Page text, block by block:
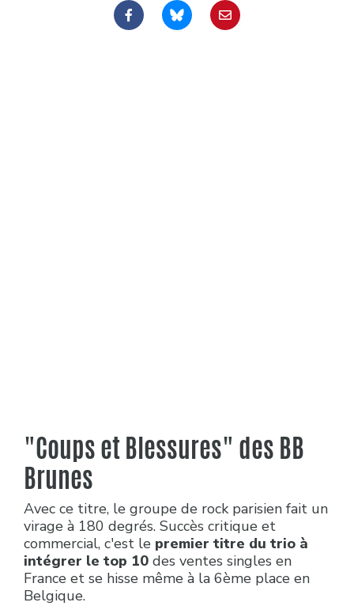
"Coups et Blessures" des BB
Brunes
Avec ce titre, le groupe de rock parisien fait un
virage à 180 degrés. Succès critique et
commercial, c'est le premier titre du trio à
intégrer le top 10 des ventes singles en
France et se hisse même à la 6ème place en
Belgique.